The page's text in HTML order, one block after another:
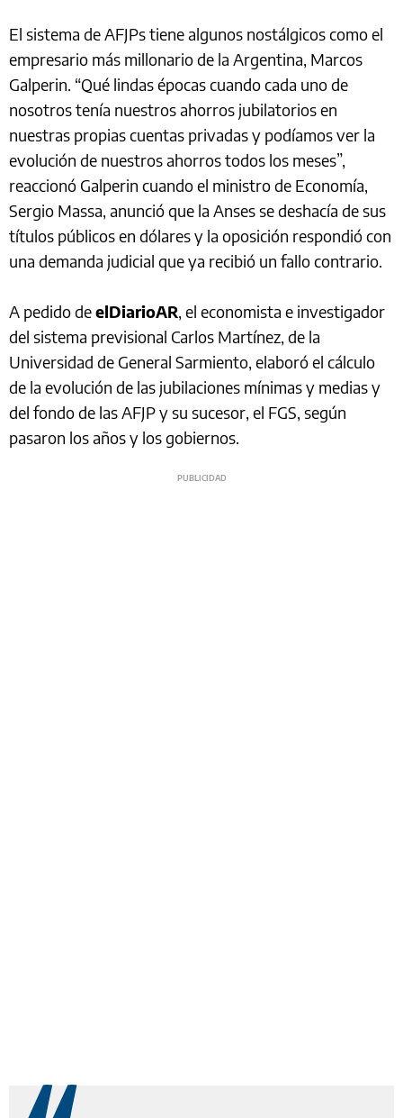
El sistema de AFJPs tiene algunos nostálgicos como el
empresario más millonario de la Argentina, Marcos
Galperin. “Qué lindas épocas cuando cada uno de
nosotros tenía nuestros ahorros jubilatorios en
nuestras propias cuentas privadas y podíamos ver la
evolución de nuestros ahorros todos los meses”,
reaccionó Galperin cuando el ministro de Economía,
Sergio Massa, anunció que la Anses se deshacía de sus
títulos públicos en dólares y la oposición respondió con
una demanda judicial que ya recibió un fallo contrario.
A pedido deelDiarioAR, el economista e investigador
del sistema previsional Carlos Martínez, de la
Universidad de General Sarmiento, elaboró el cálculo
de la evolución de las jubilaciones mínimas y medias y
del fondo de las AFJP y su sucesor, el FGS, según
pasaron los años y los gobiernos.